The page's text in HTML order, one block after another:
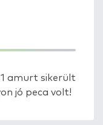
amurt sikerült
jó peca volt!